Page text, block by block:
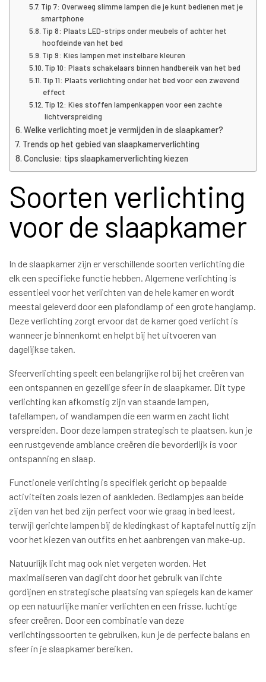
Tip 7: Overweeg slimme lampen die je kunt bedienen met je
smartphone
Tip 8: Plaats LED-strips onder meubels of achter het
hoofdeinde van het bed
Tip 9: Kies lampen met instelbare kleuren
Tip 10: Plaats schakelaars binnen handbereik van het bed
Tip 11: Plaats verlichting onder het bed voor een zwevend
effect
Tip 12: Kies stoffen lampenkappen voor een zachte
lichtverspreiding
Welke verlichting moet je vermijden in de slaapkamer?
Trends op het gebied van slaapkamerverlichting
Conclusie: tips slaapkamerverlichting kiezen
Soorten verlichting
voor de slaapkamer
In de slaapkamer zijn er verschillende soorten verlichting die
elk een specifieke functie hebben. Algemene verlichting is
essentieel voor het verlichten van de hele kamer en wordt
meestal geleverd door een plafondlamp of een grote hanglamp.
Deze verlichting zorgt ervoor dat de kamer goed verlicht is
wanneer je binnenkomt en helpt bij het uitvoeren van
dagelijkse taken.
Sfeerverlichting speelt een belangrijke rol bij het creëren van
een ontspannen en gezellige sfeer in de slaapkamer. Dit type
verlichting kan afkomstig zijn van staande lampen,
tafellampen, of wandlampen die een warm en zacht licht
verspreiden. Door deze lampen strategisch te plaatsen, kun je
een rustgevende ambiance creëren die bevorderlijk is voor
ontspanning en slaap.
Functionele verlichting is specifiek gericht op bepaalde
activiteiten zoals lezen of aankleden. Bedlampjes aan beide
zijden van het bed zijn perfect voor wie graag in bed leest,
terwijl gerichte lampen bij de kledingkast of kaptafel nuttig zijn
voor het kiezen van outfits en het aanbrengen van make-up.
Natuurlijk licht mag ook niet vergeten worden. Het
maximaliseren van daglicht door het gebruik van lichte
gordijnen en strategische plaatsing van spiegels kan de kamer
op een natuurlijke manier verlichten en een frisse, luchtige
sfeer creëren. Door een combinatie van deze
verlichtingssoorten te gebruiken, kun je de perfecte balans en
sfeer in je slaapkamer bereiken.